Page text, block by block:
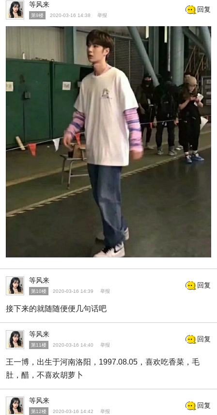
等风来
第9楼 2020-03-16 14:38 举报
回复
等风来
第10楼 2020-03-16 14:39 举报
回复
接下来的就随随便便几句话吧
等风来
第11楼 2020-03-16 14:40 举报
回复
王一博，出生于河南洛阳，1997.08.05，喜欢吃香菜，毛
肚，醋，不喜欢胡萝卜
等风来
第12楼 2020-03-16 14:42 举报
回复